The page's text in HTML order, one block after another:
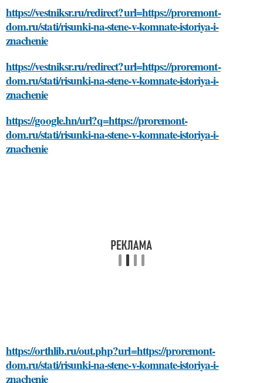
https://vestniksr.ru/redirect?url=https://proremont-
dom.ru/stati/risunki-na-stene-v-komnate-istoriya-i-
znachenie
https://vestniksr.ru/redirect?url=https://proremont-
dom.ru/stati/risunki-na-stene-v-komnate-istoriya-i-
znachenie
https://google.hn/url?q=https://proremont-
dom.ru/stati/risunki-na-stene-v-komnate-istoriya-i-
znachenie
https://orthlib.ru/out.php?url=https://proremont-
dom.ru/stati/risunki-na-stene-v-komnate-istoriya-i-
znachenie